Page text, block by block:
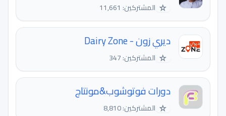
☆ المشتركين: 11,661
ديري زون - Dairy Zone
☆ المشتركين: 347
دورات فوتوشوب&مونتاج
☆ المشتركين: 8,810